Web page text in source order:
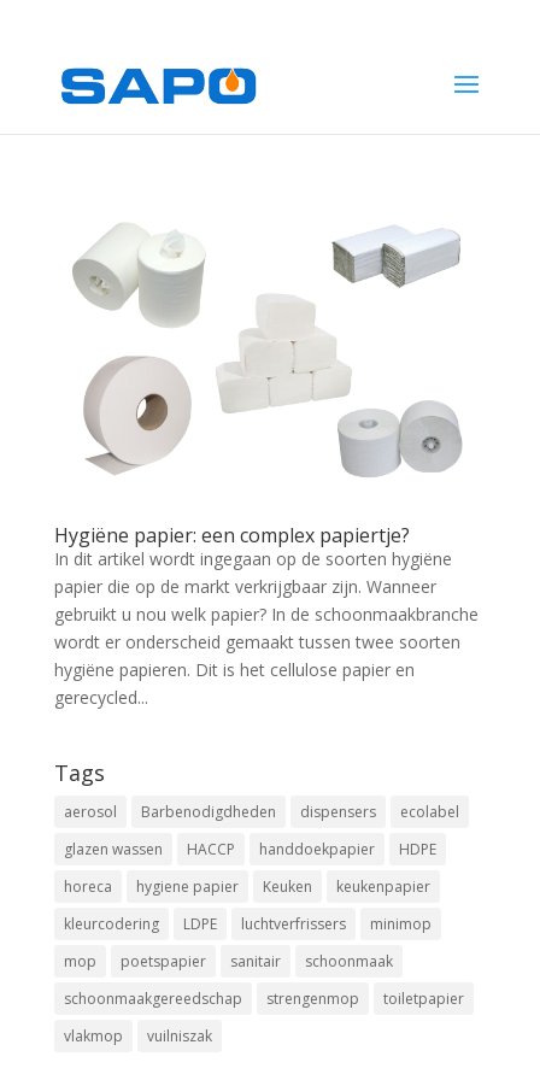
Hygiëne papier: een complex papiertje?
In dit artikel wordt ingegaan op de soorten hygiëne
papier die op de markt verkrijgbaar zijn. Wanneer
gebruikt u nou welk papier? In de schoonmaakbranche
wordt er onderscheid gemaakt tussen twee soorten
hygiëne papieren. Dit is het cellulose papier en
gerecycled...
Tags
aerosol Barbenodigdheden dispensers
ecolabel
glazen wassen
HACCP handdoekpapier
HDPE
horeca
hygiene papier Keuken
keukenpapier
kleurcodering
LDPE luchtverfrissers
minimop
mop
poetspapier sanitair
schoonmaak
schoonmaakgereedschap
strengenmop
toiletpapier
vlakmop
vuilniszak